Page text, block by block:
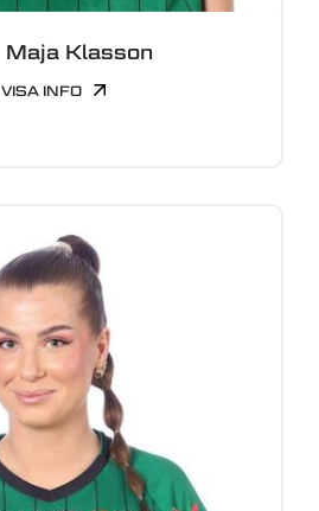
Maja Klasson
VISA INFO